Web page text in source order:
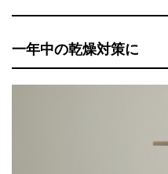
一年中の乾燥対策に